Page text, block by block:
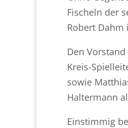
Fischeln der
Robert Dahm
Den
Kreis-
sowie
Haltermann
Einstimmig